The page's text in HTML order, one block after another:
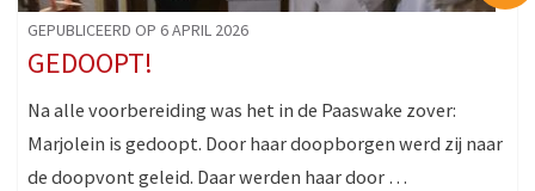
GEPUBLICEERD OP 6 APRIL 2026
GEDOOPT!
Na alle voorbereiding was het in de Paaswake zover:
Marjolein is gedoopt. Door haar doopborgen werd zij naar
de doopvont geleid. Daar werden haar door …